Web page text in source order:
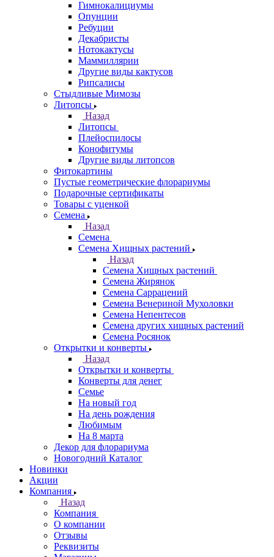
Гимнокалициумы
Опунции
Ребуции
Декабристы
Нотокактусы
Маммиллярии
Другие виды кактусов
Рипсалисы
Стыдливые Мимозы
Литопсы
Назад
Литопсы
Плейоспилосы
Конофитумы
Другие виды литопсов
Фитокартины
Пустые геометрические флорариумы
Подарочные сертификаты
Товары с уценкой
Семена
Назад
Семена
Семена Хищных растений
Назад
Семена Хищных растений
Семена Жирянок
Семена Саррацений
Семена Венериной Мухоловки
Семена Непентесов
Семена других хищных растений
Семена Росянок
Открытки и конверты
Назад
Открытки и конверты
Конверты для денег
Семье
На новый год
На день рождения
Любимым
На 8 марта
Декор для флорариума
Новогодний Каталог
Новинки
Акции
Компания
Назад
Компания
О компании
Отзывы
Реквизиты